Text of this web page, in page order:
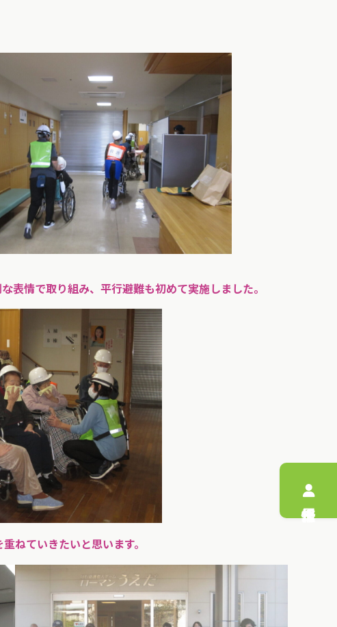
情で取り組み、平行避難も初めて実施しました。
ねていきたいと思います。